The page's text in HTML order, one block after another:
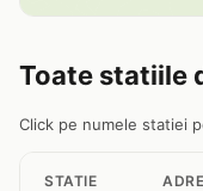
Toate statiile
Click pe numele statiei
STATIE